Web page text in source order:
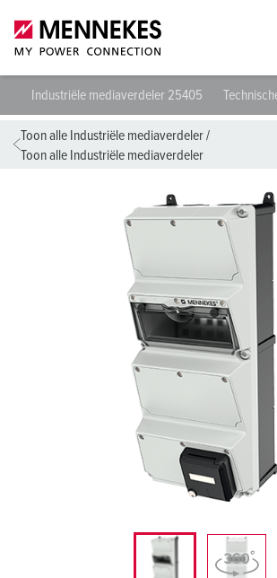
Industriële mediaverdeler 25405
Toon alle Industriële mediaverdeler/
Toon alle Industriële mediaverdeler